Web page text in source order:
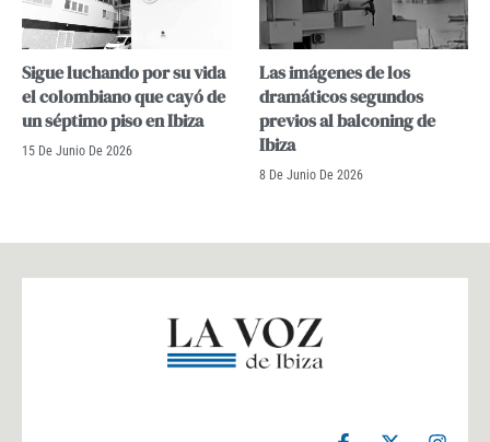
Sigue luchando por su vida
el colombiano que cayó de
un séptimo piso en Ibiza
15 De Junio De 2026
Las imágenes de los
dramáticos segundos
previos al balconing de
Ibiza
8 De Junio De 2026
F
X
I